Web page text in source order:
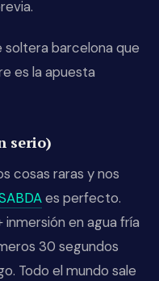
soltera barcelona que
es la apuesta
serio)
cosas raras y nos
es perfecto.
en agua fría
30 segundos
Todo el mundo sale